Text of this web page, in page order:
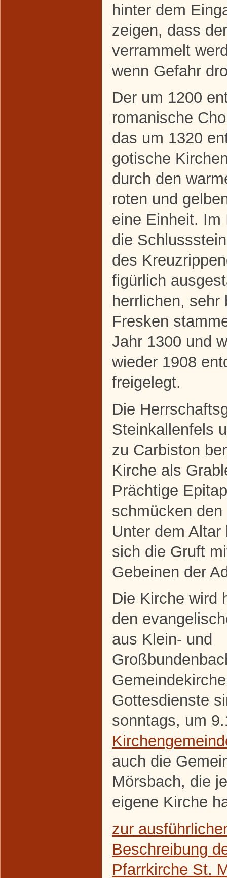
hinter dem
zeigen, dass
verrammelt
wenn Gefahr
Der um 1200
romanische
das um 1320
gotische
durch den
roten und
eine Einheit. Im
die
des
figürlich
herrlichen, sehr
Fresken
Jahr 1300 und
wieder 1908
freigelegt.
Die
Steinkallenfels
zu Carbiston
Kirche als
Prächtige
schmücken
Unter dem Altar
sich die Gruft
Gebeinen der
Die Kirche wird
den
aus Klein- und
Gottesdienste
sonntags, um
auch die
Mörsbach, die
eigene Kirche
zur
Beschreibung
Pfarrkirche St.